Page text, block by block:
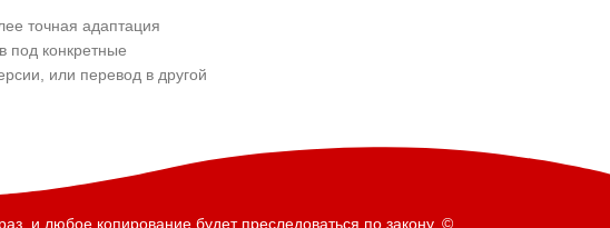
точная адаптация
под конкретные
или перевод в другой
и любое копирование будет преследоваться по закону. ©